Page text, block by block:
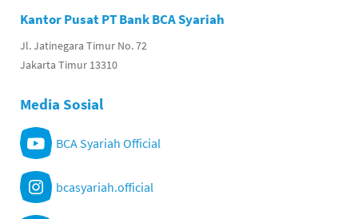
Kantor Pusat PT Bank BCA Syariah
Jl. Jatinegara Timur No. 72
Jakarta Timur 13310
Media Sosial
BCA Syariah Official
bcasyariah.official